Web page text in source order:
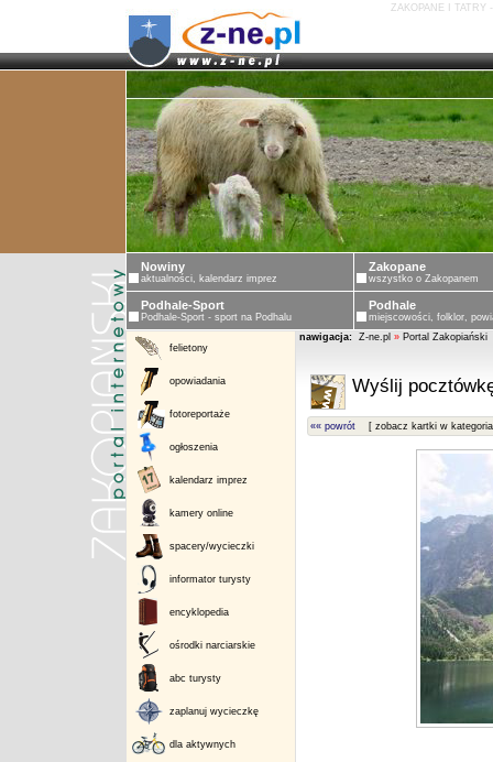
ZAKOPANE I TATRY
Nowiny
aktualności, kalendarz imprez
Zakopane
wszystko o Zakopanem
Podhale-Sport
Podhale-Sport - sport na Podhalu
Podhale
miejscowości, folklor,
felietony
opowiadania
fotoreportaże
ogłoszenia
kalendarz imprez
kamery online
spacery/wycieczki
informator turysty
encyklopedia
ośrodki narciarskie
abc turysty
zaplanuj wycieczkę
dla aktywnych
nawigacja: Z-ne.pl » Portal Zakopiański
Wyślij
«« powrót [ zobacz kartki w